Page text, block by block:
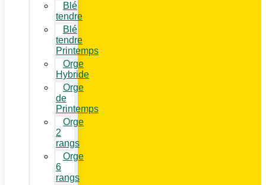
Blé
tendre
Blé
tendre
Printemps
Orge
Hybride
Orge
de
Printemps
Orge
2
rangs
Orge
6
rangs